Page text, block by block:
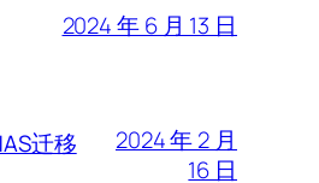
2024 年 6 月 13 日
迁移
2024 年 2 月
16 日